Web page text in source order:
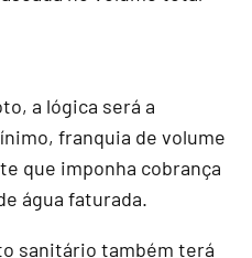
a lógica será a
franquia de volume
que imponha cobrança
água faturada.
sanitário também terá